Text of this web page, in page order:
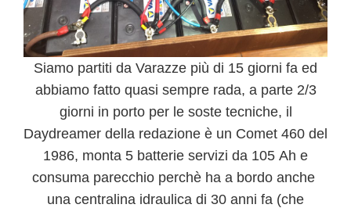
Siamo partiti da Varazze più di 15 giorni fa ed
abbiamo fatto quasi sempre rada, a parte 2/3
giorni in porto per le soste tecniche, il
Daydreamer della redazione è un Comet 460 del
1986, monta 5 batterie servizi da 105 Ah e
consuma parecchio perchè ha a bordo anche
una centralina idraulica di 30 anni fa (che